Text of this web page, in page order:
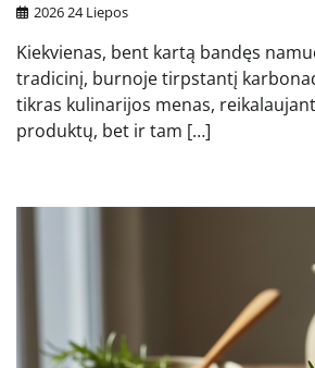
2026 24 Liepos
Kiekvienas, bent kartą bandęs
tradicinį, burnoje tirpstantį
tikras kulinarijos menas,
produktų, bet ir tam […]